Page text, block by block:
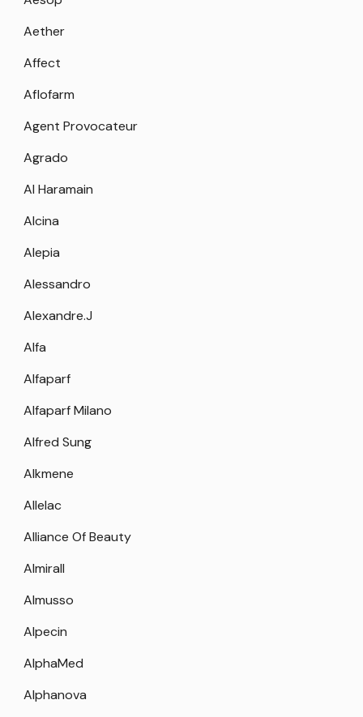
Aether
Affect
Aflofarm
Agent Provocateur
Agrado
Al Haramain
Alcina
Alepia
Alessandro
Alexandre.J
Alfa
Alfaparf
Alfaparf Milano
Alfred Sung
Alkmene
Allelac
Alliance Of Beauty
Almirall
Almusso
Alpecin
AlphaMed
Alphanova